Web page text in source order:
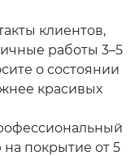
клиентов,
работы 3–5
о состоянии
красивых
на покрытие от 5